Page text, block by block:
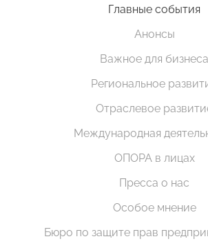
Главные события
Анонсы
Важное для бизнеса
Региональное
Отраслевое
Международная
ОПОРА в лицах
Пресса о нас
Особое мнение
Бюро по защите прав